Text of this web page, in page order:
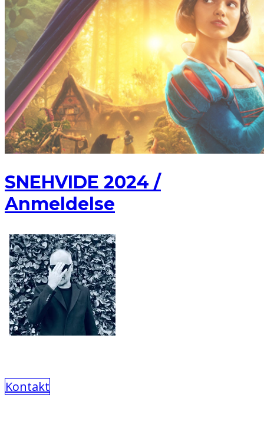
SNEHVIDE 2024 /
Anmeldelse
Kontakt